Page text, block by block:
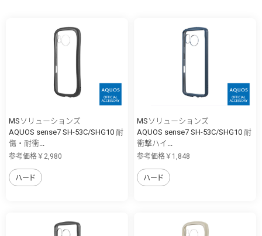
MSソリューションズ
AQUOS sense7 SH-53C/SHG10 耐
傷・耐衝...
参考価格￥2,980
ハード
MSソリューションズ
AQUOS sense7 SH-53C/SHG10 耐
衝撃ハイ...
参考価格￥1,848
ハード